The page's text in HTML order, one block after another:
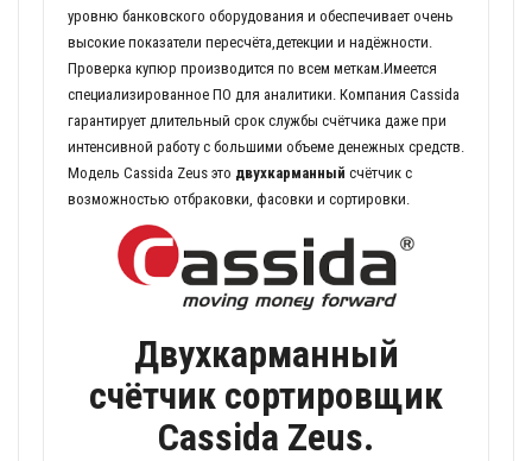
уровню банковского оборудования и обеспечивает очень
высокие показатели пересчёта,детекции и надёжности.
Проверка купюр производится по всем меткам.Имеется
специализированное ПО для аналитики. Компания Cassida
гарантирует длительный срок службы счётчика даже при
интенсивной работу с большими объеме денежных средств.
Модель Cassida Zeus это двухкарманный счётчик с
возможностью отбраковки, фасовки и сортировки.
Двухкарманный
счётчик сортировщик
Cassida Zeus.